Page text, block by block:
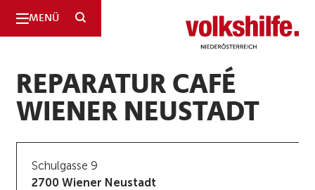
MENÜ SUCHE Niederösterreich
REPARATUR CAFÉ
WIENER NEUSTADT
Schulgasse 9
2700 Wiener Neustadt